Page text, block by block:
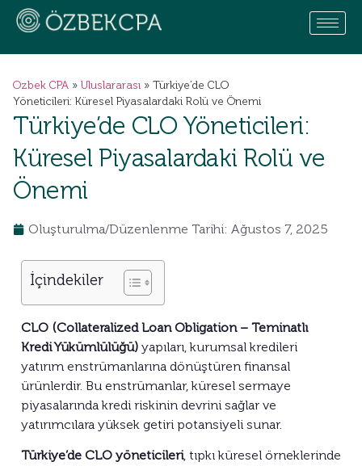
Ozbek CPA » Uluslararası » Türkiye’de CLO
Yöneticileri: Küresel Piyasalardaki Rolü ve Önemi
Türkiye’de CLO Yöneticileri:
Küresel Piyasalardaki Rolü ve
Önemi
Oluşturulma/Düzenlenme Tarihi: Ağustos 7, 2025
İçindekiler
CLO (Collateralized Loan Obligation – Teminatlı
Kredi Yükümlülüğü) yapıları, kurumsal kredileri
yatırım enstrümanlarına dönüştüren finansal
ürünlerdir. Bu enstrümanlar, küresel sermaye
piyasalarında kredi riskinin devrini sağlar ve
yatırımcılara yüksek getiri potansiyeli sunar.
Türkiye’de CLO yöneticileri, tıpkı küresel örneklerinde